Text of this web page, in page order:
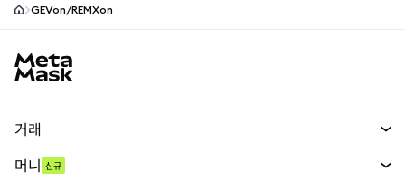
GEVon/REMXon
거래
머니 신규